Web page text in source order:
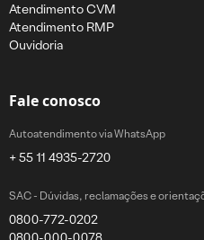
Atendimento CVM
Atendimento RMP
Ouvidoria
Fale conosco
Autoatendimento via WhatsApp
+ 55 11 4935-2720
SAC - Dúvidas, reclamações e
0800-772-0202